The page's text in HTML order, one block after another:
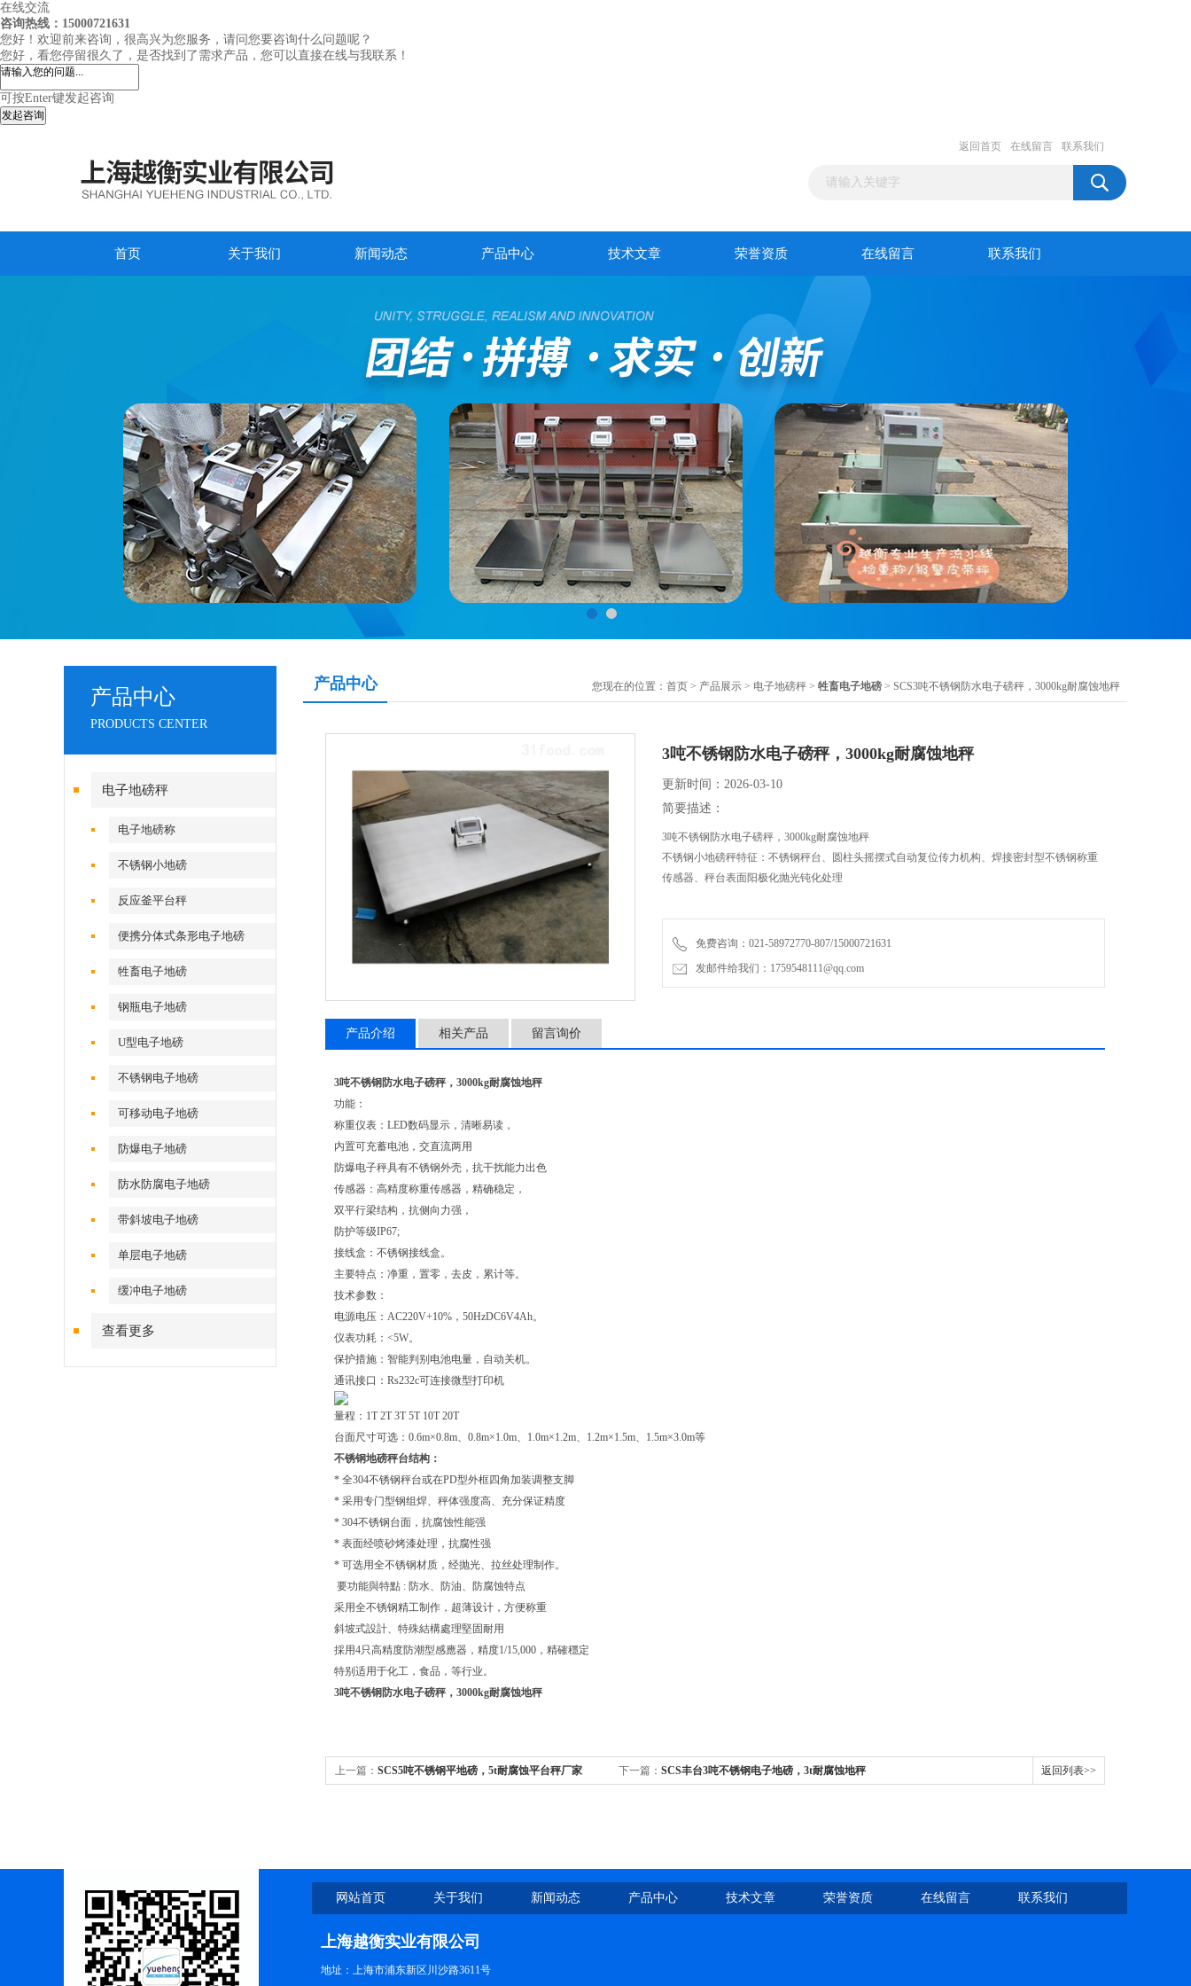
在线交流
咨询热线：15000721631
您好！欢迎前来咨询，很高兴为您服务，请问您要咨询什么问题呢？
您好，看您停留很久了，是否找到了需求产品，您可以直接在线与我联系！
可按Enter键发起咨询
发起咨询
返回首页 在线留言 联系我们
首页 关于我们 新闻动态 产品中心 技术文章 荣誉资质 在线留言 联系我们
产品中心
PRODUCTS CENTER
电子地磅秤
电子地磅称
不锈钢小地磅
反应釜平台秤
便携分体式条形电子地磅
牲畜电子地磅
钢瓶电子地磅
U型电子地磅
不锈钢电子地磅
可移动电子地磅
防爆电子地磅
防水防腐电子地磅
带斜坡电子地磅
单层电子地磅
缓冲电子地磅
查看更多
产品中心 您现在的位置： 首页 > 产品展示 > 电子地磅秤 > 牲畜电子地磅 > SCS3吨不锈钢防水电子磅秤，3000kg耐腐蚀地秤
3吨不锈钢防水电子磅秤，3000kg耐腐蚀地秤
更新时间：2026-03-10
简要描述：
3吨不锈钢防水电子磅秤，3000kg耐腐蚀地秤
不锈钢小地磅秤特征：不锈钢秤台、圆柱头摇摆式自动复位传力机构、焊接密封型不锈钢称重
传感器、秤台表面阳极化抛光钝化处理
免费咨询：021-58972770-807/15000721631
发邮件给我们：1759548111@qq.com
产品介绍 相关产品 留言询价
3吨不锈钢防水电子磅秤，3000kg耐腐蚀地秤
功能：
称重仪表：LED数码显示，清晰易读，
内置可充蓄电池，交直流两用
防爆电子秤具有不锈钢外壳，抗干扰能力出色
传感器：高精度称重传感器，精确稳定，
双平行梁结构，抗侧向力强，
防护等级IP67;
接线盒：不锈钢接线盒。
主要特点：净重，置零，去皮，累计等。
技术参数：
电源电压：AC220V+10%，50HzDC6V4Ah。
仪表功耗：<5W。
保护措施：智能判别电池电量，自动关机。
通讯接口：Rs232c可连接微型打印机
量程：1T 2T 3T 5T 10T 20T
台面尺寸可选：0.6m×0.8m、0.8m×1.0m、1.0m×1.2m、1.2m×1.5m、1.5m×3.0m等
不锈钢地磅秤台结构：
* 全304不锈钢秤台或在PD型外框四角加装调整支脚
* 采用专门型钢组焊、秤体强度高、充分保证精度
* 304不锈钢台面，抗腐蚀性能强
* 表面经喷砂烤漆处理，抗腐性强
* 可选用全不锈钢材质，经抛光、拉丝处理制作。
要功能與特點 : 防水、防油、防腐蚀特点
采用全不锈钢精工制作，超薄设计，方便称重
斜坡式設計、特殊結構處理堅固耐用
採用4只高精度防潮型感應器，精度1/15,000，精確穩定
特别适用于化工，食品，等行业。
3吨不锈钢防水电子磅秤，3000kg耐腐蚀地秤
上一篇： SCS5吨不锈钢平地磅，5t耐腐蚀平台秤厂家 下一篇： SCS丰台3吨不锈钢电子地磅，3t耐腐蚀地秤 返回列表>>
网站首页 关于我们 新闻动态 产品中心 技术文章 荣誉资质 在线留言 联系我们
上海越衡实业有限公司
地址：上海市浦东新区川沙路3611号